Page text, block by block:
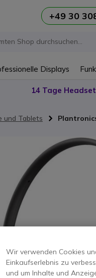
+49 30
Displays
14 Tage
und Tablets
Wir verwenden Cookies
Einkaufserlebnis zu
und um Inhalte und